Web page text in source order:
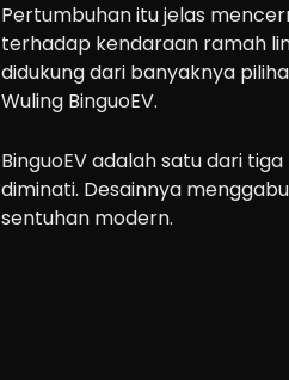
Pertumbuhan itu jelas
terhadap kendaraan ramah
didukung dari banyaknya
Wuling BinguoEV.
BinguoEV adalah satu dari
diminati. Desainnya
sentuhan modern.